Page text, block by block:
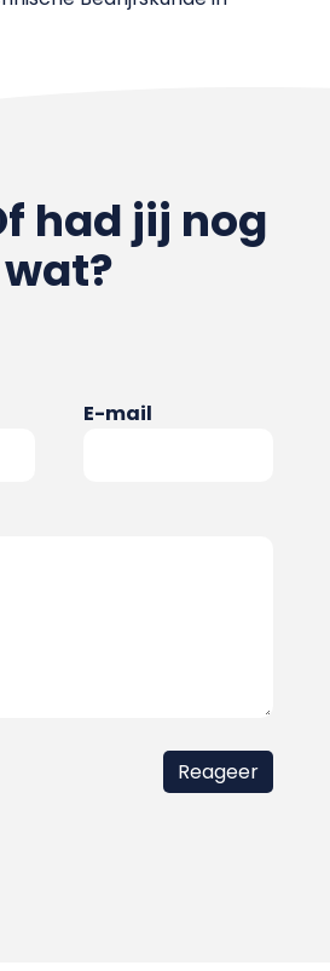
had jij nog
wat?
E-mail